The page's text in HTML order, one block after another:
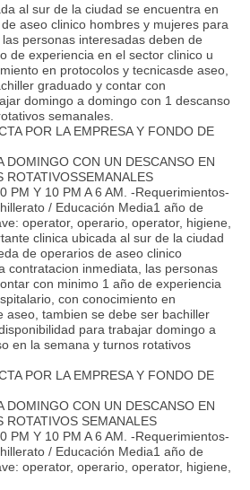
al sur de la ciudad se encuentra en
aseo clinico hombres y mujeres para
personas interesadas deben de
de experiencia en el sector clinico u
en protocolos y tecnicasde aseo,
graduado y contar con
domingo a domingo con 1 descanso
semanales.
POR LA EMPRESA Y FONDO DE
DOMINGO CON UN DESCANSO EN
ROTATIVOSSEMANALES
PM Y 10 PM A 6 AM. -Requerimientos-
/ Educación Media1 año de
operator, operario, operator, higiene,
clinica ubicada al sur de la ciudad
de operarios de aseo clinico
contratacion inmediata, las personas
con minimo 1 año de experiencia
con conocimiento en
aseo, tambien se debe ser bachiller
para trabajar domingo a
en la semana y turnos rotativos
POR LA EMPRESA Y FONDO DE
DOMINGO CON UN DESCANSO EN
ROTATIVOS SEMANALES
PM Y 10 PM A 6 AM. -Requerimientos-
/ Educación Media1 año de
operator, operario, operator, higiene,